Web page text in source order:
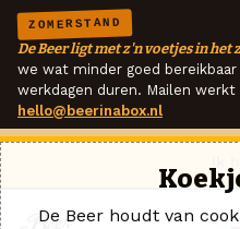
ZOMERSTAND
De Beer ligt met z'n voetjes in het
we wat minder goed
werkdagen duren. Mailen
hello@beerinabox.nl
De Beer houdt van